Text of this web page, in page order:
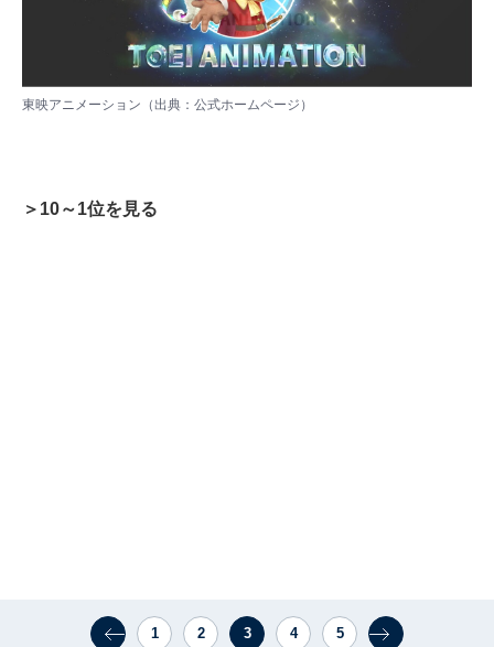
東映アニメーション（出典： 公式ホームページ ）
＞10～1位を見る
1 2 3 4 5